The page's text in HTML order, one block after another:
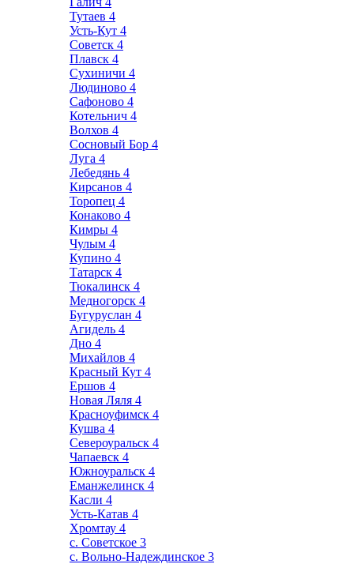
Тутаев 4
Усть-Кут 4
Советск 4
Плавск 4
Сухиничи 4
Людиново 4
Сафоново 4
Котельнич 4
Волхов 4
Сосновый Бор 4
Луга 4
Лебедянь 4
Кирсанов 4
Торопец 4
Конаково 4
Кимры 4
Чулым 4
Купино 4
Татарск 4
Тюкалинск 4
Медногорск 4
Бугуруслан 4
Агидель 4
Дно 4
Михайлов 4
Красный Кут 4
Ершов 4
Новая Ляля 4
Красноуфимск 4
Кушва 4
Североуральск 4
Чапаевск 4
Южноуральск 4
Еманжелинск 4
Касли 4
Усть-Катав 4
Хромтау 4
с. Советское 3
с. Вольно-Надеждинское 3